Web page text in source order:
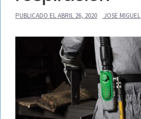
PUBLICADO ELABRIL 26, 2020 JOSE MIGUEL